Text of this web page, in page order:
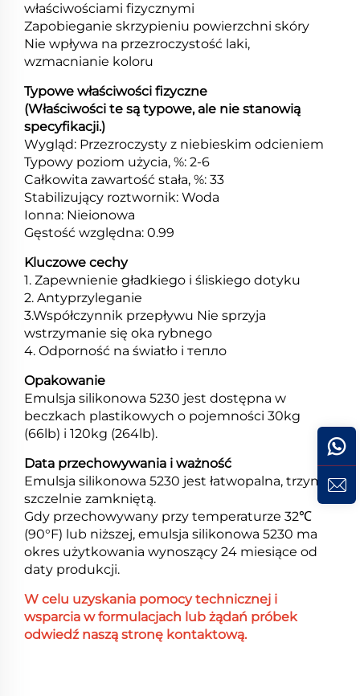
właściwościami fizycznymi
Zapobieganie skrzypieniu powierzchni skóry
Nie wpływa na przezroczystość laki,
wzmacnianie koloru
Typowe właściwości fizyczne
(Właściwości te są typowe, ale nie stanowią
specyfikacji.)
Wygląd: Przezroczysty z niebieskim odcieniem
Typowy poziom użycia, %: 2-6
Całkowita zawartość stała, %: 33
Stabilizujący roztwornik: Woda
Ionna: Nieionowa
Gęstość względna: 0.99
Kluczowe cechy
1. Zapewnienie gładkiego i śliskiego dotyku
2. Antyprzyleganie
3.Współczynnik przepływu Nie sprzyja
wstrzymanie się oka rybnego
4. Odporność na światło i тепло
Opakowanie
Emulsja silikonowa 5230 jest dostępna w
beczkach plastikowych o pojemności 30kg
(66lb) i 120kg (264lb).
Data przechowywania i ważność
Emulsja silikonowa 5230 jest łatwopalna, trzymaj
szczelnie zamkniętą.
Gdy przechowywany przy temperaturze 32℃
(90°F) lub niższej, emulsja silikonowa 5230 ma
okres użytkowania wynoszący 24 miesiące od
daty produkcji.
W celu uzyskania pomocy technicznej i
wsparcia w formulacjach lub żądań próbek
odwiedź naszą stronę kontaktową.